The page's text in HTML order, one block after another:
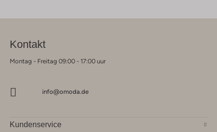
Kontakt
Montag - Freitag 09:00 - 17:00 uur
info@omoda.de
Kundenservice